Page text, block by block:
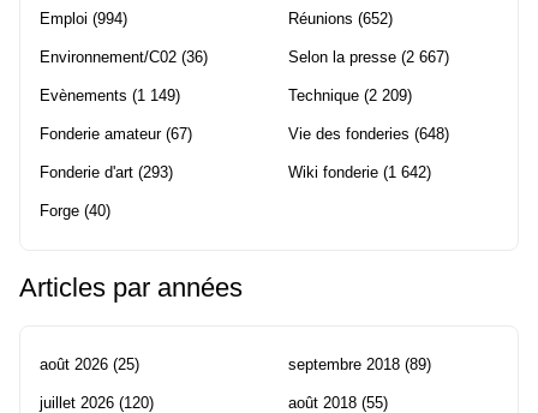
Emploi (994)
Environnement/C02 (36)
Evènements (1 149)
Fonderie amateur(67)
Fonderie d'art (293)
Forge (40)
Réunions (652)
Selon la presse (2 667)
Technique (2 209)
Vie des fonderies (648)
Wiki fonderie (1 642)
Articles par années
août 2026 (25)
juillet 2026 (120)
septembre 2018 (89)
août 2018 (55)